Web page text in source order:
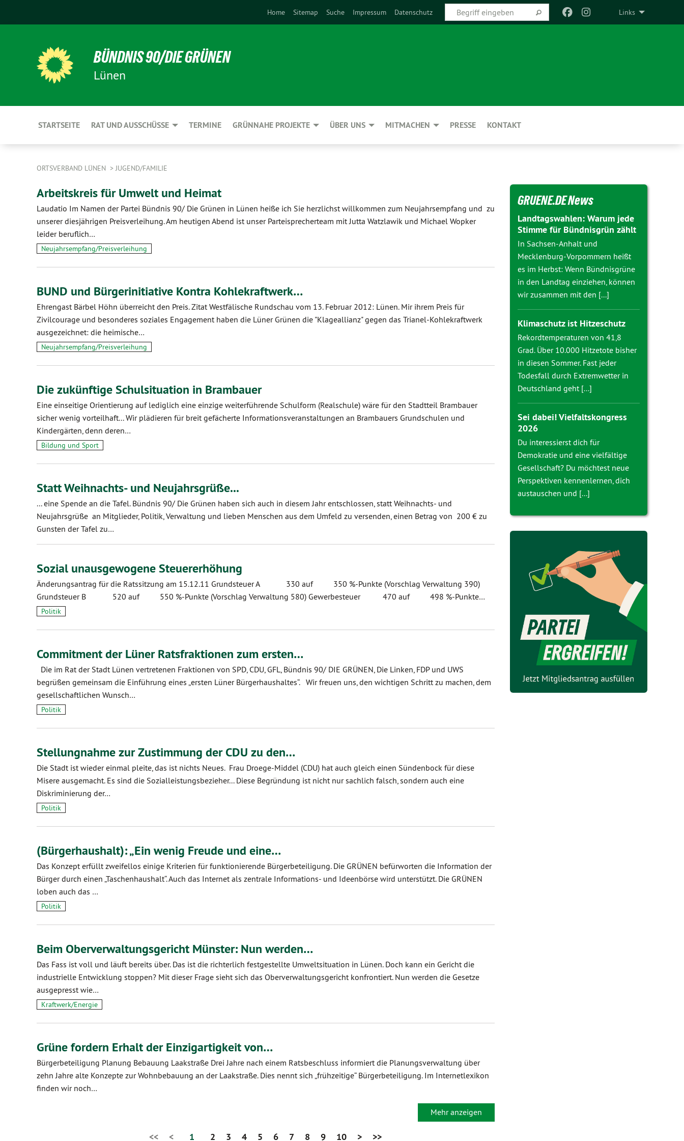
Links
Home Sitemap Suche Impressum Datenschutz
BÜNDNIS 90/DIE GRÜNEN
Lünen
STARTSEITE RAT UND AUSSCHÜSSE TERMINE GRÜNNAHE PROJEKTE ÜBER UNS MITMACHEN PRESSE KONTAKT
ORTSVERBAND LÜNEN JUGEND/FAMILIE
Arbeitskreis für Umwelt und Heimat
Laudatio Im Namen der Partei Bündnis 90/ Die Grünen in Lünen heiße ich Sie herzlichst willkommen zum Neujahrsempfang und zu
unserer diesjährigen Preisverleihung. Am heutigen Abend ist unser Parteisprecherteam mit Jutta Watzlawik und Michael Wopker
leider beruflich…
Neujahrsempfang/Preisverleihung
BUND und Bürgerinitiative Kontra Kohlekraftwerk…
Ehrengast Bärbel Höhn überreicht den Preis. Zitat Westfälische Rundschau vom 13. Februar 2012: Lünen. Mir ihrem Preis für
Zivilcourage und besonderes soziales Engagement haben die Lüner Grünen die "Klageallianz" gegen das Trianel-Kohlekraftwerk
ausgezeichnet: die heimische…
Neujahrsempfang/Preisverleihung
Die zukünftige Schulsituation in Brambauer
Eine einseitige Orientierung auf lediglich eine einzige weiterführende Schulform (Realschule) wäre für den Stadtteil Brambauer
sicher wenig vorteilhaft... Wir plädieren für breit gefächerte Informationsveranstaltungen an Brambauers Grundschulen und
Kindergärten, denn deren…
Bildung und Sport
Statt Weihnachts- und Neujahrsgrüße...
... eine Spende an die Tafel. Bündnis 90/ Die Grünen haben sich auch in diesem Jahr entschlossen, statt Weihnachts- und
Neujahrsgrüße an Mitglieder, Politik, Verwaltung und lieben Menschen aus dem Umfeld zu versenden, einen Betrag von 200 € zu
Gunsten der Tafel zu…
Sozial unausgewogene Steuererhöhung
Änderungsantrag für die Ratssitzung am 15.12.11 Grundsteuer A 330 auf 350 %-Punkte (Vorschlag Verwaltung 390)
Grundsteuer B 520 auf 550 %-Punkte (Vorschlag Verwaltung 580) Gewerbesteuer 470 auf 498 %-Punkte…
Politik
Commitment der Lüner Ratsfraktionen zum ersten…
Die im Rat der Stadt Lünen vertretenen Fraktionen von SPD, CDU, GFL, Bündnis 90/ DIE GRÜNEN, Die Linken, FDP und UWS
begrüßen gemeinsam die Einführung eines „ersten Lüner Bürgerhaushaltes“. Wir freuen uns, den wichtigen Schritt zu machen, dem
gesellschaftlichen Wunsch…
Politik
Stellungnahme zur Zustimmung der CDU zu den…
Die Stadt ist wieder einmal pleite, das ist nichts Neues. Frau Droege-Middel (CDU) hat auch gleich einen Sündenbock für diese
Misere ausgemacht. Es sind die Sozialleistungsbezieher... Diese Begründung ist nicht nur sachlich falsch, sondern auch eine
Diskriminierung der…
Politik
(Bürgerhaushalt): „Ein wenig Freude und eine…
Das Konzept erfüllt zweifellos einige Kriterien für funktionierende Bürgerbeteiligung. Die GRÜNEN befürworten die Information der
Bürger durch einen „Taschenhaushalt“. Auch das Internet als zentrale Informations- und Ideenbörse wird unterstützt. Die GRÜNEN
loben auch das …
Politik
Beim Oberverwaltungsgericht Münster: Nun werden…
Das Fass ist voll und läuft bereits über. Das ist die richterlich festgestellte Umweltsituation in Lünen. Doch kann ein Gericht die
industrielle Entwicklung stoppen? Mit dieser Frage sieht sich das Oberverwaltungsgericht konfrontiert. Nun werden die Gesetze
ausgepresst wie…
Kraftwerk/Energie
Grüne fordern Erhalt der Einzigartigkeit von…
Bürgerbeteiligung Planung Bebauung Laakstraße Drei Jahre nach einem Ratsbeschluss informiert die Planungsverwaltung über
zehn Jahre alte Konzepte zur Wohnbebauung an der Laakstraße. Dies nennt sich „frühzeitige“ Bürgerbeteiligung. Im Internetlexikon
finden wir noch…
Mehr anzeigen
<< < 1 2 3 4 5 6 7 8 9 10 > >>
GRUENE.DE News
Landtagswahlen: Warum jede
Stimme für Bündnisgrün zählt
In Sachsen-Anhalt und
Mecklenburg-Vorpommern heißt
es im Herbst: Wenn Bündnisgrüne
in den Landtag einziehen, können
wir zusammen mit den [...]
Klimaschutz ist Hitzeschutz
Rekordtemperaturen von 41,8
Grad. Über 10.000 Hitzetote bisher
in diesen Sommer. Fast jeder
Todesfall durch Extremwetter in
Deutschland geht [...]
Sei dabei! Vielfaltskongress
2026
Du interessierst dich für
Demokratie und eine vielfältige
Gesellschaft? Du möchtest neue
Perspektiven kennenlernen, dich
austauschen und [...]